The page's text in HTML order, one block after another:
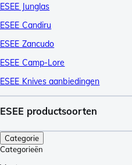
ESEE Junglas
ESEE Candiru
ESEE Zancudo
ESEE Camp-Lore
ESEE Knives aanbiedingen
ESEE productsoorten
Categorie
Categorieën